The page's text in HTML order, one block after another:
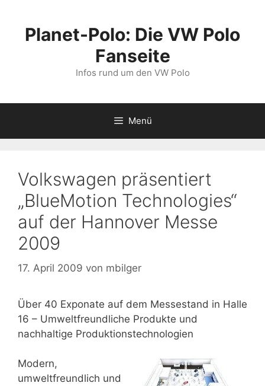
springenPlanet-Polo: Die VW Polo
Fanseite
Infos rund um den VW Polo
Menü
Volkswagen präsentiert
„BlueMotion Technologies“
auf der Hannover Messe
2009
17. April 2009 von mbilger
Über 40 Exponate auf dem Messestand in Halle
16 – Umweltfreundliche Produkte und
nachhaltige Produktionstechnologien
Modern,
umweltfreundlich und